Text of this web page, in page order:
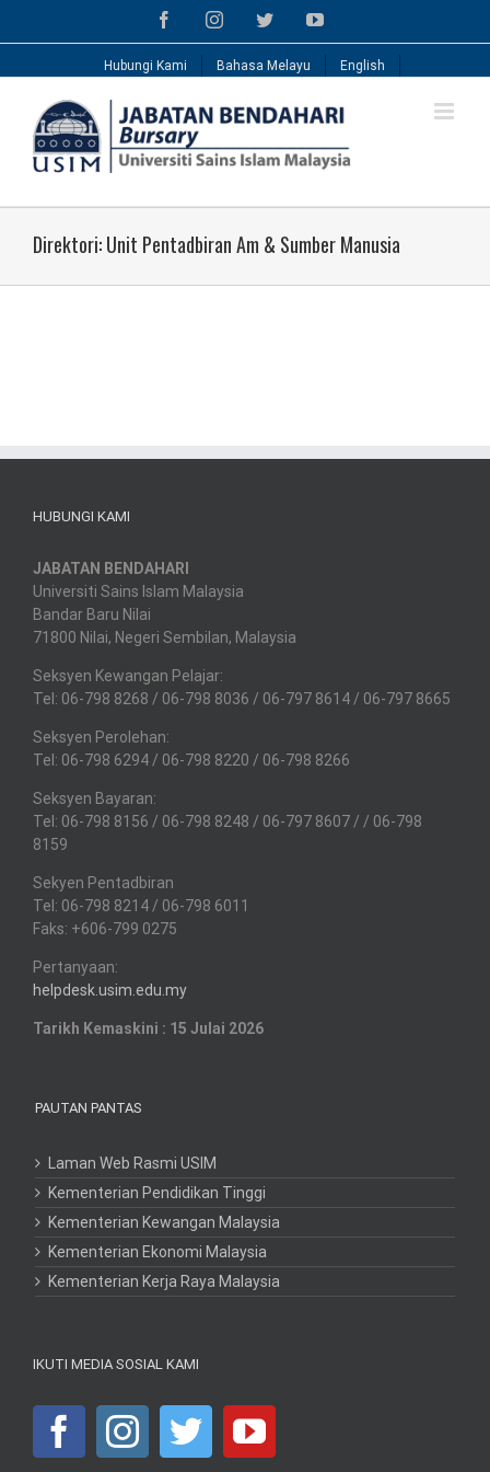
FacebookInstagramTwitterYouTube
Hubungi Kami Bahasa Melayu English
Direktori: Unit Pentadbiran Am & Sumber Manusia
HUBUNGI KAMI
JABATAN BENDAHARI
Universiti Sains Islam Malaysia
Bandar Baru Nilai
71800 Nilai, Negeri Sembilan, Malaysia
Seksyen Kewangan Pelajar:
Tel: 06-798 8268 / 06-798 8036 / 06-797 8614 / 06-797 8665
Seksyen Perolehan:
Tel: 06-798 6294 / 06-798 8220 / 06-798 8266
Seksyen Bayaran:
Tel: 06-798 8156 / 06-798 8248 / 06-797 8607 / / 06-798
8159
Sekyen Pentadbiran
Tel: 06-798 8214 / 06-798 6011
Faks: +606-799 0275
Pertanyaan:
helpdesk.usim.edu.my
Tarikh Kemaskini : 15 Julai 2026
PAUTAN PANTAS
Laman Web Rasmi USIM
Kementerian Pendidikan Tinggi
Kementerian Kewangan Malaysia
Kementerian Ekonomi Malaysia
Kementerian Kerja Raya Malaysia
IKUTI MEDIA SOSIAL KAMI